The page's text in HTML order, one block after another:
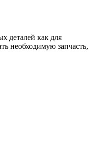
деталей как для
необходимую запчасть,